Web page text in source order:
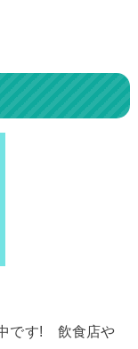
です! 飲食店や